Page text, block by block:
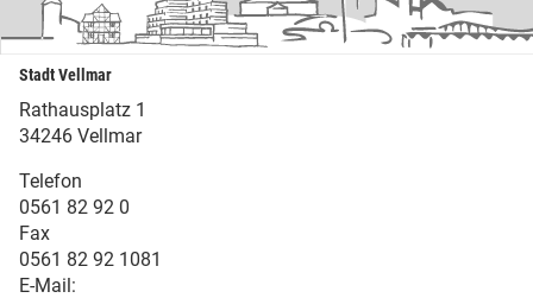
Stadt Vellmar
Rathausplatz 1
34246 Vellmar
Telefon
0561 82 92 0
Fax
0561 82 92 1081
E-Mail: